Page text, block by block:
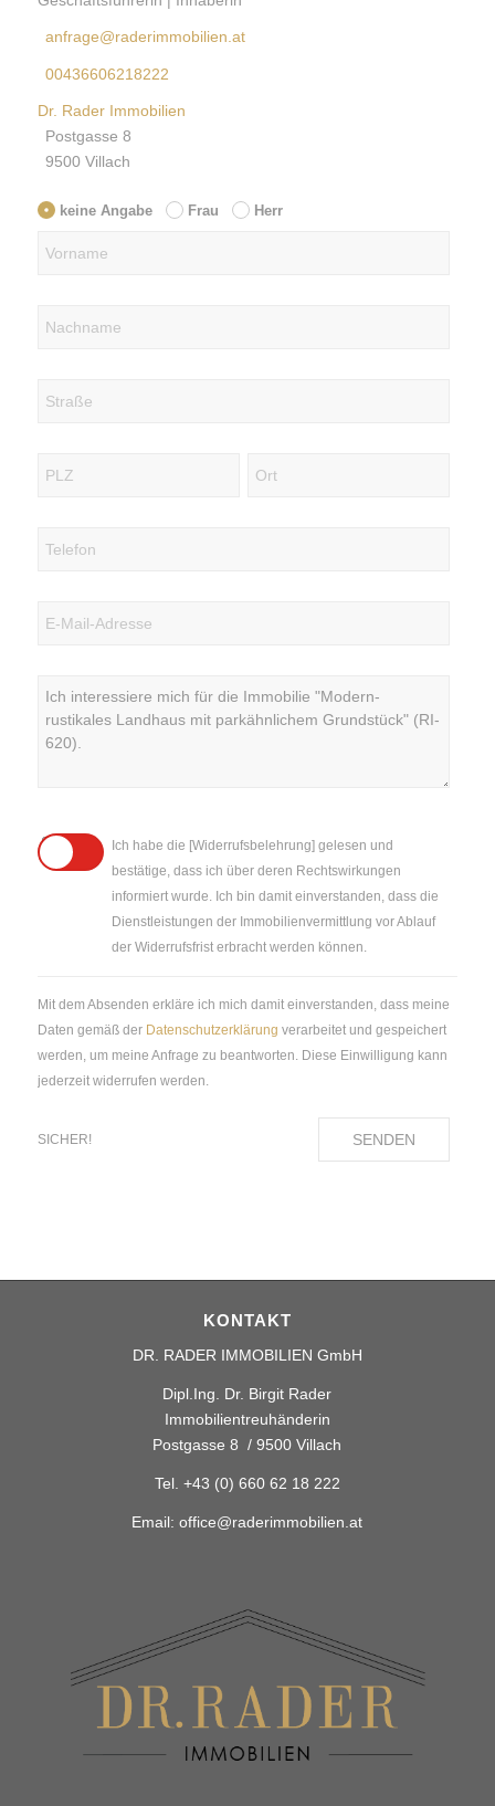
anfrage@raderimmobilien.at
00436606218222
Dr. Rader Immobilien
Postgasse 8
9500 Villach
keine Angabe Frau Herr
Ich habe die [Widerrufsbelehrung] gelesen und
bestätige, dass ich über deren Rechtswirkungen
informiert wurde. Ich bin damit einverstanden, dass die
Dienstleistungen der Immobilienvermittlung vor Ablauf
der Widerrufsfrist erbracht werden können.
Mit dem Absenden erkläre ich mich damit einverstanden, dass meine
Daten gemäß der Datenschutzerklärung verarbeitet und gespeichert
werden, um meine Anfrage zu beantworten. Diese Einwilligung kann
jederzeit widerrufen werden.
SICHER! SENDEN
KONTAKT
DR. RADER IMMOBILIEN GmbH
Dipl.Ing. Dr. Birgit Rader
Immobilientreuhänderin
Postgasse 8 / 9500 Villach
Tel. +43 (0) 660 62 18 222
Email:office@raderimmobilien.at